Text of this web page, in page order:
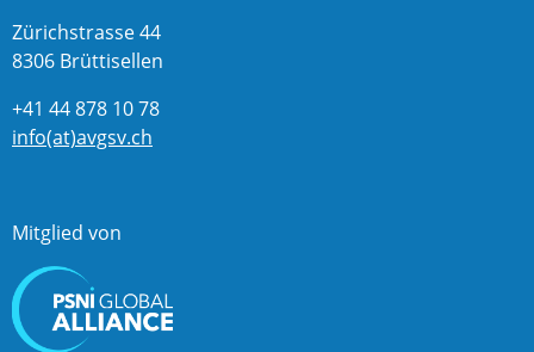
Zürichstrasse 44
8306 Brüttisellen
+41 44 878 10 78
info(at)avgsv.ch
Mitglied von